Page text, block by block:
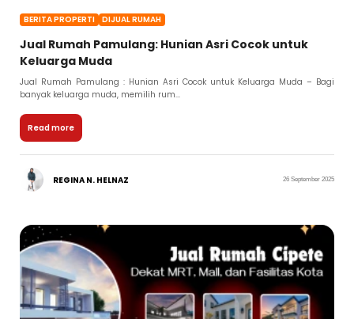
BERITA PROPERTI DIJUAL RUMAH
Jual Rumah Pamulang: Hunian Asri Cocok untuk
Keluarga Muda
Jual Rumah Pamulang : Hunian Asri Cocok untuk Keluarga Muda – Bagi
banyak keluarga muda, memilih rum...
Read more
REGINA N. HELNAZ 26 September 2025